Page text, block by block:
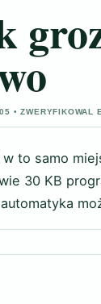
• ZWERYFIKOWAL
w to samo
30 KB